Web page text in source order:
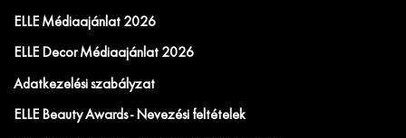
ELLE Médiaajánlat 2026
ELLE Decor Médiaajánlat 2026
Adatkezelési szabályzat
ELLE Beauty Awards - Nevezési feltételek